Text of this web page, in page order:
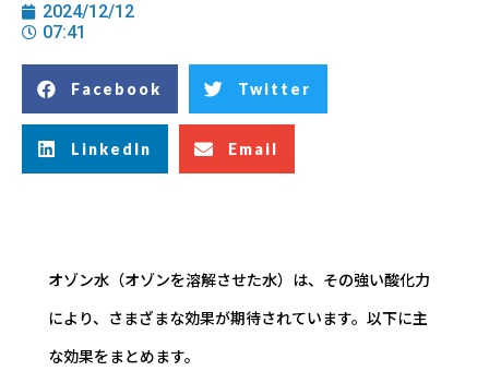
2024/12/12
07:41
Facebook Twitter
LinkedIn Email
オゾン水（オゾンを溶解させた水）は、その強い酸化力
により、さまざまな効果が期待されています。以下に主
な効果をまとめます。